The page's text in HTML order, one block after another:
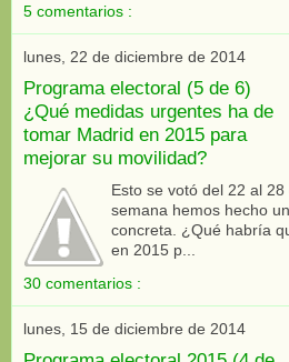
5 comentarios :
lunes, 22 de diciembre de 2014
Programa electoral (5 de 6)
¿Qué medidas urgentes ha de
tomar Madrid en 2015 para
mejorar su movilidad?
Esto se votó del 22 al
semana hemos hecho
concreta. ¿Qué habría
en 2015 p...
30 comentarios :
lunes, 15 de diciembre de 2014